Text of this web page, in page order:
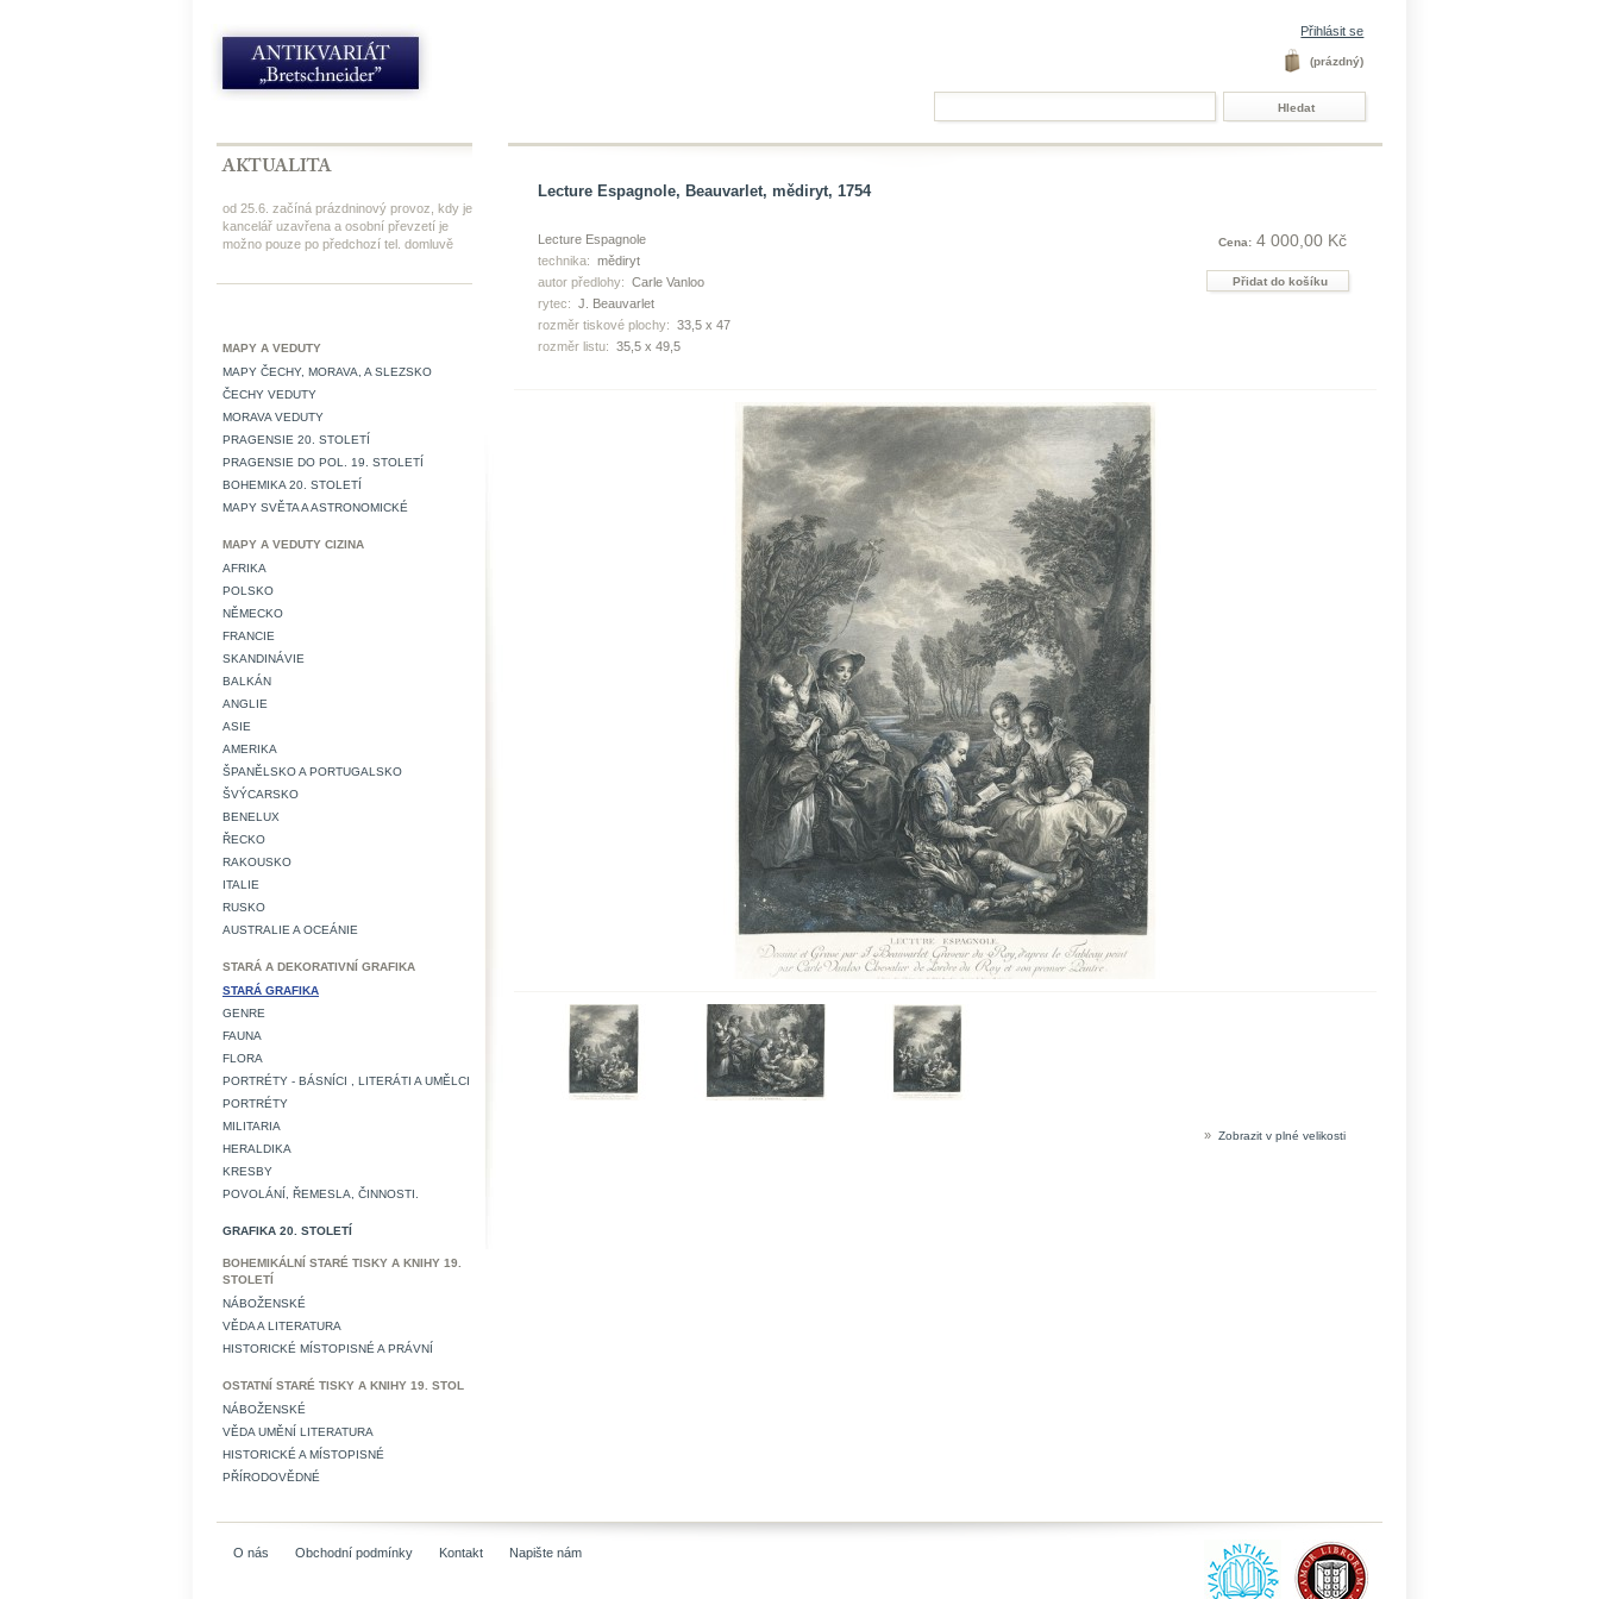
Přihlásit se
(prázdný)
od 25.6. začíná prázdninový provoz, kdy je
kancelář uzavřena a osobní převzetí je
možno pouze po předchozí tel. domluvě
MAPY A VEDUTY
MAPY ČECHY, MORAVA, A SLEZSKO
ČECHY VEDUTY
MORAVA VEDUTY
PRAGENSIE 20. STOLETÍ
PRAGENSIE DO POL. 19. STOLETÍ
BOHEMIKA 20. STOLETÍ
MAPY SVĚTA A ASTRONOMICKÉ
MAPY A VEDUTY CIZINA
AFRIKA
POLSKO
NĚMECKO
FRANCIE
SKANDINÁVIE
BALKÁN
ANGLIE
ASIE
AMERIKA
ŠPANĚLSKO A PORTUGALSKO
ŠVÝCARSKO
BENELUX
ŘECKO
RAKOUSKO
ITALIE
RUSKO
AUSTRALIE A OCEÁNIE
STARÁ A DEKORATIVNÍ GRAFIKA
STARÁ GRAFIKA
GENRE
FAUNA
FLORA
PORTRÉTY - BÁSNÍCI , LITERÁTI A UMĚLCI
PORTRÉTY
MILITARIA
HERALDIKA
KRESBY
POVOLÁNÍ, ŘEMESLA, ČINNOSTI.
GRAFIKA 20. STOLETÍ
BOHEMIKÁLNÍ STARÉ TISKY A KNIHY 19.
STOLETÍ
NÁBOŽENSKÉ
VĚDA A LITERATURA
HISTORICKÉ MÍSTOPISNÉ A PRÁVNÍ
OSTATNÍ STARÉ TISKY A KNIHY 19. STOL
NÁBOŽENSKÉ
VĚDA UMĚNÍ LITERATURA
HISTORICKÉ A MÍSTOPISNÉ
PŘÍRODOVĚDNÉ
Lecture Espagnole, Beauvarlet, mědiryt, 1754
Lecture Espagnole
technika: mědiryt
autor předlohy: Carle Vanloo
rytec: J. Beauvarlet
rozměr tiskové plochy: 33,5 x 47
rozměr listu: 35,5 x 49,5
Cena: 4 000,00 Kč
» Zobrazit v plné velikosti
O nás Obchodní podmínky Kontakt Napište nám